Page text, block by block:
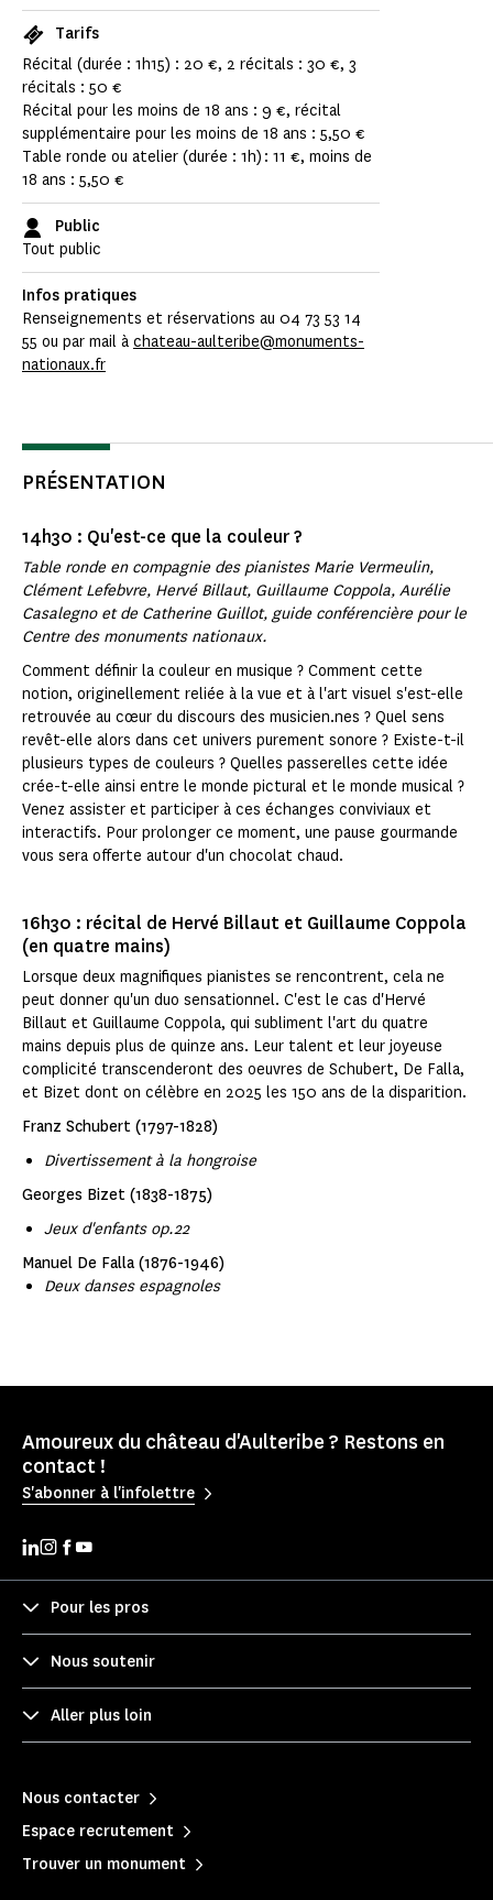
Tarifs
Récital (durée : 1h15) : 20 €, 2 récitals : 30 €, 3
récitals : 50 €
Récital pour les moins de 18 ans : 9 €, récital
supplémentaire pour les moins de 18 ans : 5,50 €
Table ronde ou atelier (durée : 1h) : 11 €, moins de
18 ans : 5,50 €
Public
Tout public
Infos pratiques
Renseignements et réservations au 04 73 53 14
55 ou par mail à chateau-aulteribe@monuments-
nationaux.fr
PRÉSENTATION
14h30 : Qu'est-ce que la couleur ?
Table ronde en compagnie des pianistes Marie Vermeulin,
Clément Lefebvre, Hervé Billaut, Guillaume Coppola, Aurélie
Casalegno et de Catherine Guillot, guide conférencière pour le
Centre des monuments nationaux.
Comment définir la couleur en musique ? Comment cette
notion, originellement reliée à la vue et à l'art visuel s'est-elle
retrouvée au cœur du discours des musicien.nes ? Quel sens
revêt-elle alors dans cet univers purement sonore ? Existe-t-il
plusieurs types de couleurs ? Quelles passerelles cette idée
crée-t-elle ainsi entre le monde pictural et le monde musical ?
Venez assister et participer à ces échanges conviviaux et
interactifs. Pour prolonger ce moment, une pause gourmande
vous sera offerte autour d'un chocolat chaud.
16h30 : récital de Hervé Billaut et Guillaume Coppola
(en quatre mains)
Lorsque deux magnifiques pianistes se rencontrent, cela ne
peut donner qu'un duo sensationnel. C'est le cas d'Hervé
Billaut et Guillaume Coppola, qui subliment l'art du quatre
mains depuis plus de quinze ans. Leur talent et leur joyeuse
complicité transcenderont des oeuvres de Schubert, De Falla,
et Bizet dont on célèbre en 2025 les 150 ans de la disparition.
Franz Schubert (1797-1828)
Divertissement à la hongroise
Georges Bizet (1838-1875)
Jeux d'enfants op.22
Manuel De Falla (1876-1946)
Deux danses espagnoles
Amoureux du château d'Aulteribe ? Restons en
contact !
S'abonner à l'infolettre
Pour les pros
Nous soutenir
Aller plus loin
Nous contacter
Espace recrutement
Trouver un monument